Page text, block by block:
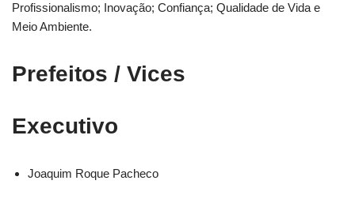
Profissionalismo; Inovação; Confiança; Qualidade de Vida e
Meio Ambiente.
Prefeitos / Vices
Executivo
Joaquim Roque Pacheco